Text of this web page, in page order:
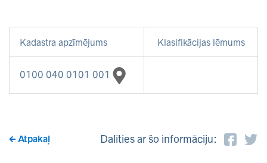
Kadastra apzīmējums Klasifikācijas lēmums
0100 040 0101 001
Atpakaļ Dalīties ar šo informāciju: